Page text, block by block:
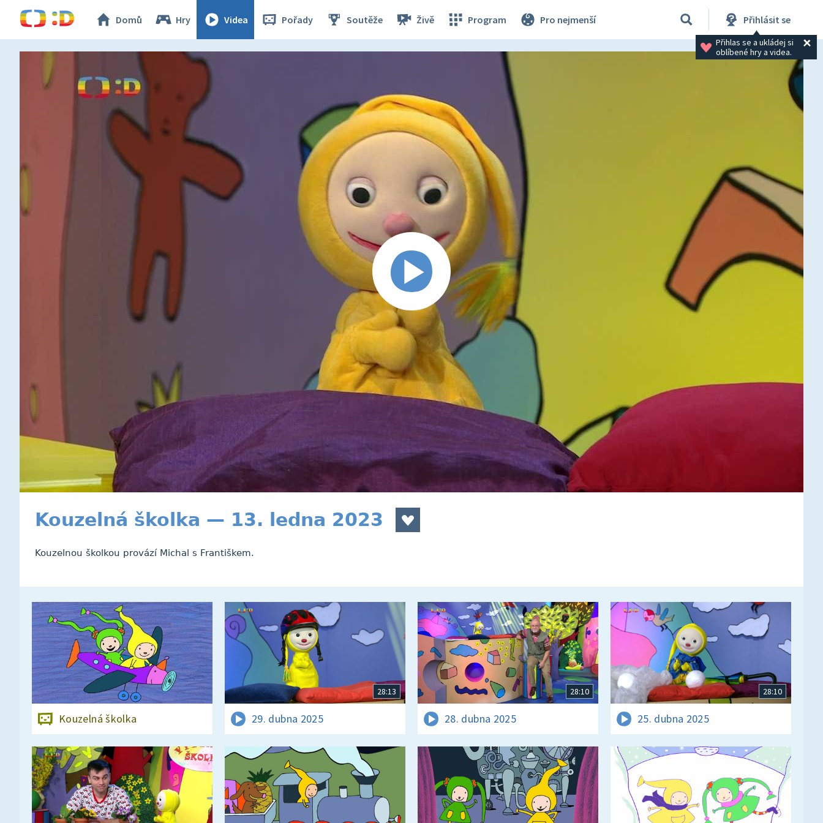
Domů Hry Videa Pořady Soutěže Živě Program Pro nejmenší Přihlásit se
Přihlas se a ukládej si
oblíbené hry a videa.
Kouzelná školka — 13. ledna 2023
Kouzelnou školkou provází Michal s Františkem.
Kouzelná školka
28:13
29. dubna 2025
28:10
28. dubna 2025
28:10
25. dubna 2025